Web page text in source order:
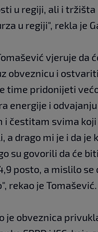
u regiji, ali i
u regiji", rekla je
vjeruje da
obveznicu i
time pridonijeti
energije i
i čestitam svima koji
a drago mi je i da je
su govorili da će biti
posto, a mislilo se
rekao je Tomašević.
je obveznica